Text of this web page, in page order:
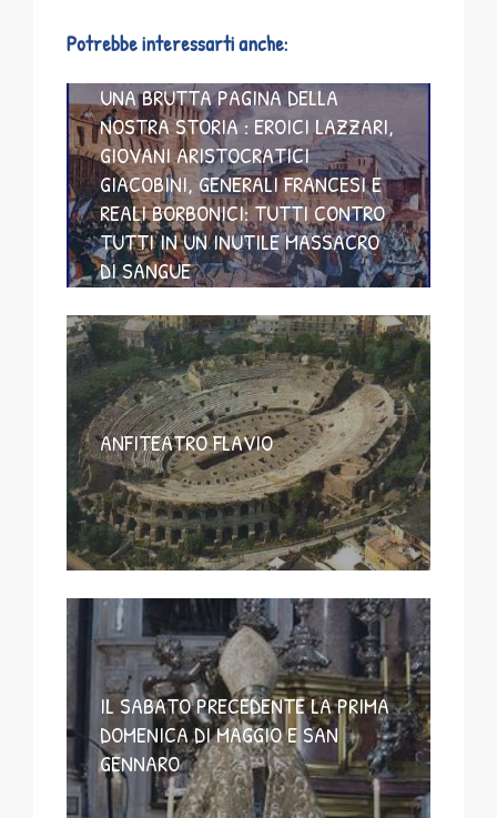
Potrebbe interessarti anche:
UNA BRUTTA PAGINA DELLA
NOSTRA STORIA : EROICI LAZZARI,
GIOVANI ARISTOCRATICI
GIACOBINI, GENERALI FRANCESI E
REALI BORBONICI: TUTTI CONTRO
TUTTI IN UN INUTILE MASSACRO
DI SANGUE
ANFITEATRO FLAVIO
IL SABATO PRECEDENTE LA PRIMA
DOMENICA DI MAGGIO E SAN
GENNARO